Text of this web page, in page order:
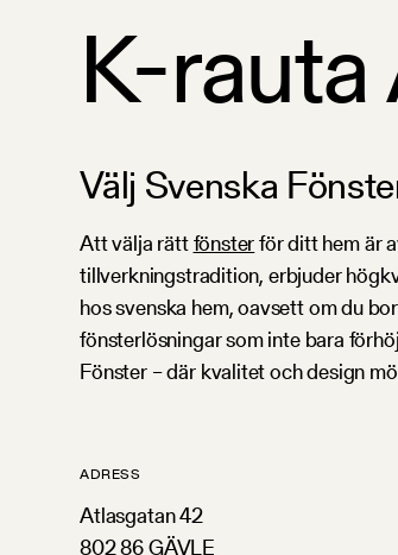
K-
Välj Svenska
Att välja rättfönsterför ditt hem är
tillverkningstradition, erbjuder
hos svenska hem, oavsett om du
fönsterlösningar som inte bara
Fönster – där kvalitet och design
ADRESS
Atlasgatan 42
802 86 GÄVLE